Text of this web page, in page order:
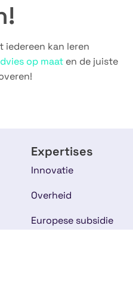
iedereen kan leren
op maat en de juiste
Expertises
Innovatie
Overheid
Europese subsidie